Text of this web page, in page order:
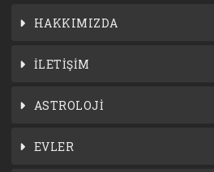
HAKKIMIZDA
İLETİŞİM
ASTROLOJİ
EVLER